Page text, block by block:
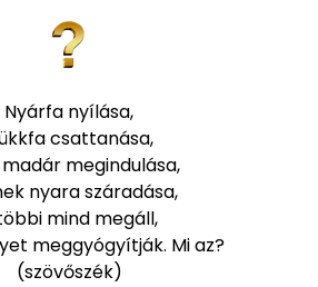
Nyárfa nyílása,
csattanása,
megindulása,
nyara száradása,
mind megáll,
meggyógyítják. Mi az?
(szövőszék)